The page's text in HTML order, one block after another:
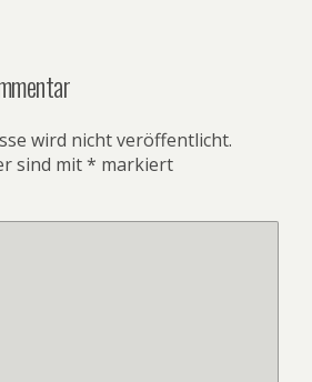
wird nicht veröffentlicht.
sind mit* markiert